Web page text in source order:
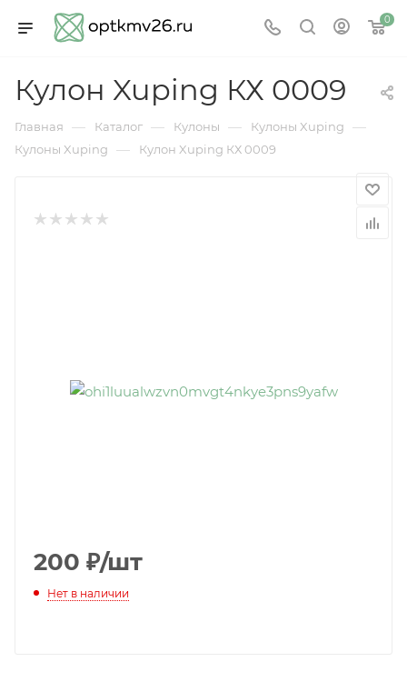
0
Кулон Xuping КХ 0009
Главная — Каталог — Кулоны — Кулоны Xuping —
Кулоны Xuping — Кулон Xuping КХ 0009
200 ₽/шт
Нет в наличии